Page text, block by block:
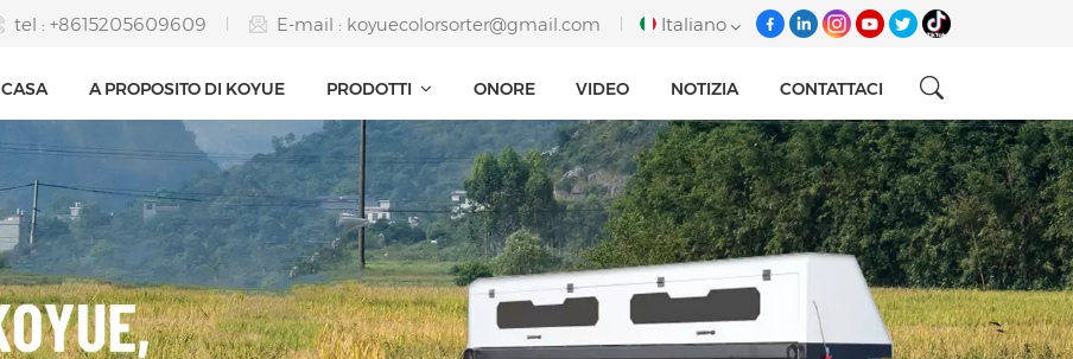
tel : +8615205609609 E-mail : koyuecolorsorter@gmail.com Italiano
English
français
italiano
русский
español
CASA A PROPOSITO DI KOYUE PRODOTTI ONORE VIDEO NOTIZIA CONTATTACI